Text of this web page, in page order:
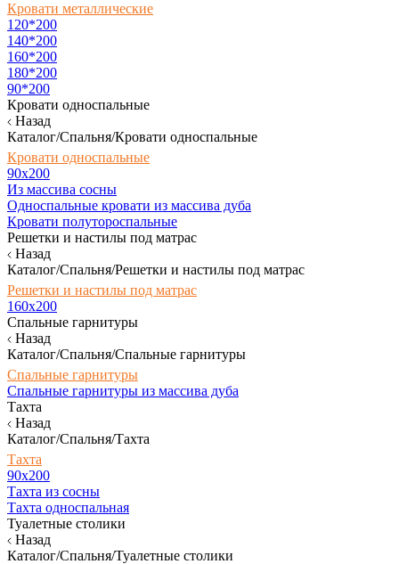
Кровати металлические
120*200
140*200
160*200
180*200
90*200
Кровати односпальные
Назад
Каталог/Спальня/Кровати односпальные
Кровати односпальные
90х200
Из массива сосны
Односпальные кровати из массива дуба
Кровати полутороспальные
Решетки и настилы под матрас
Назад
Каталог/Спальня/Решетки и настилы под матрас
Решетки и настилы под матрас
160х200
Спальные гарнитуры
Назад
Каталог/Спальня/Спальные гарнитуры
Спальные гарнитуры
Спальные гарнитуры из массива дуба
Тахта
Назад
Каталог/Спальня/Тахта
Тахта
90х200
Тахта из сосны
Тахта односпальная
Туалетные столики
Назад
Каталог/Спальня/Туалетные столики